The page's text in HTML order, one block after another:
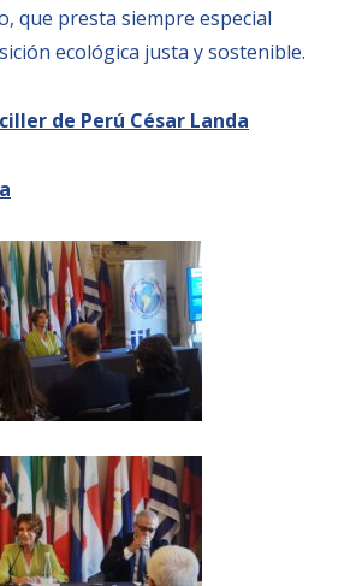
que presta siempre especial
ecológica justa y sostenible.
de Perú César Landa